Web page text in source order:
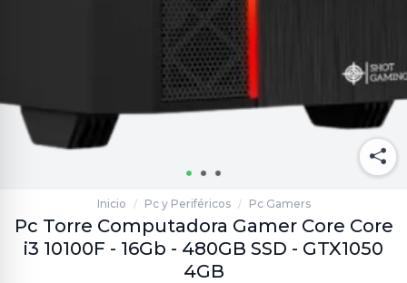
Inicio / Pc y Periféricos / Pc Gamers
Pc Torre Computadora Gamer Core Core
i3 10100F - 16Gb - 480GB SSD - GTX1050
4GB